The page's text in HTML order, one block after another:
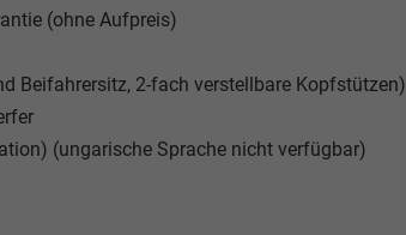
(ohne Aufpreis)
Beifahrersitz, 2-fach verstellbare Kopfstützen)
(ungarische Sprache nicht verfügbar)